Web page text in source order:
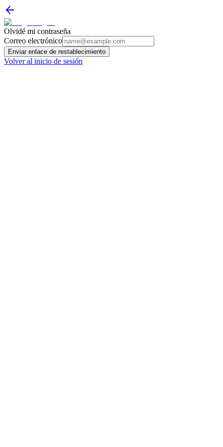
Olvidé mi contraseña
Correo electrónico
Enviar enlace de restablecimiento
Volver al inicio de sesión